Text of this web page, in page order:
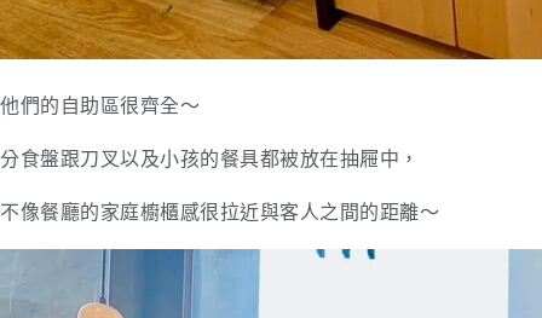
他們的自助區很齊全～
分食盤跟刀叉以及小孩的餐具都被放在抽屜中，
不像餐廳的家庭櫥櫃感很拉近與客人之間的距離～